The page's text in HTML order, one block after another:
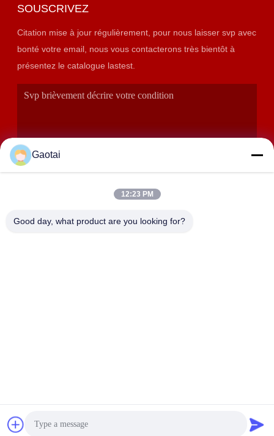
SOUSCRIVEZ
Citation mise à jour régulièrement, pour nous laisser svp avec
bonté votre email, nous vous contacterons très bientôt à
présentez le catalogue lastest.
fournisseur. 2017-2026 Hebei Zhaoyang Medical
Instrument Co., Ltd. . Tous Droites réservées.
Gaotai
12:23 PM
Good day, what product are you looking for?